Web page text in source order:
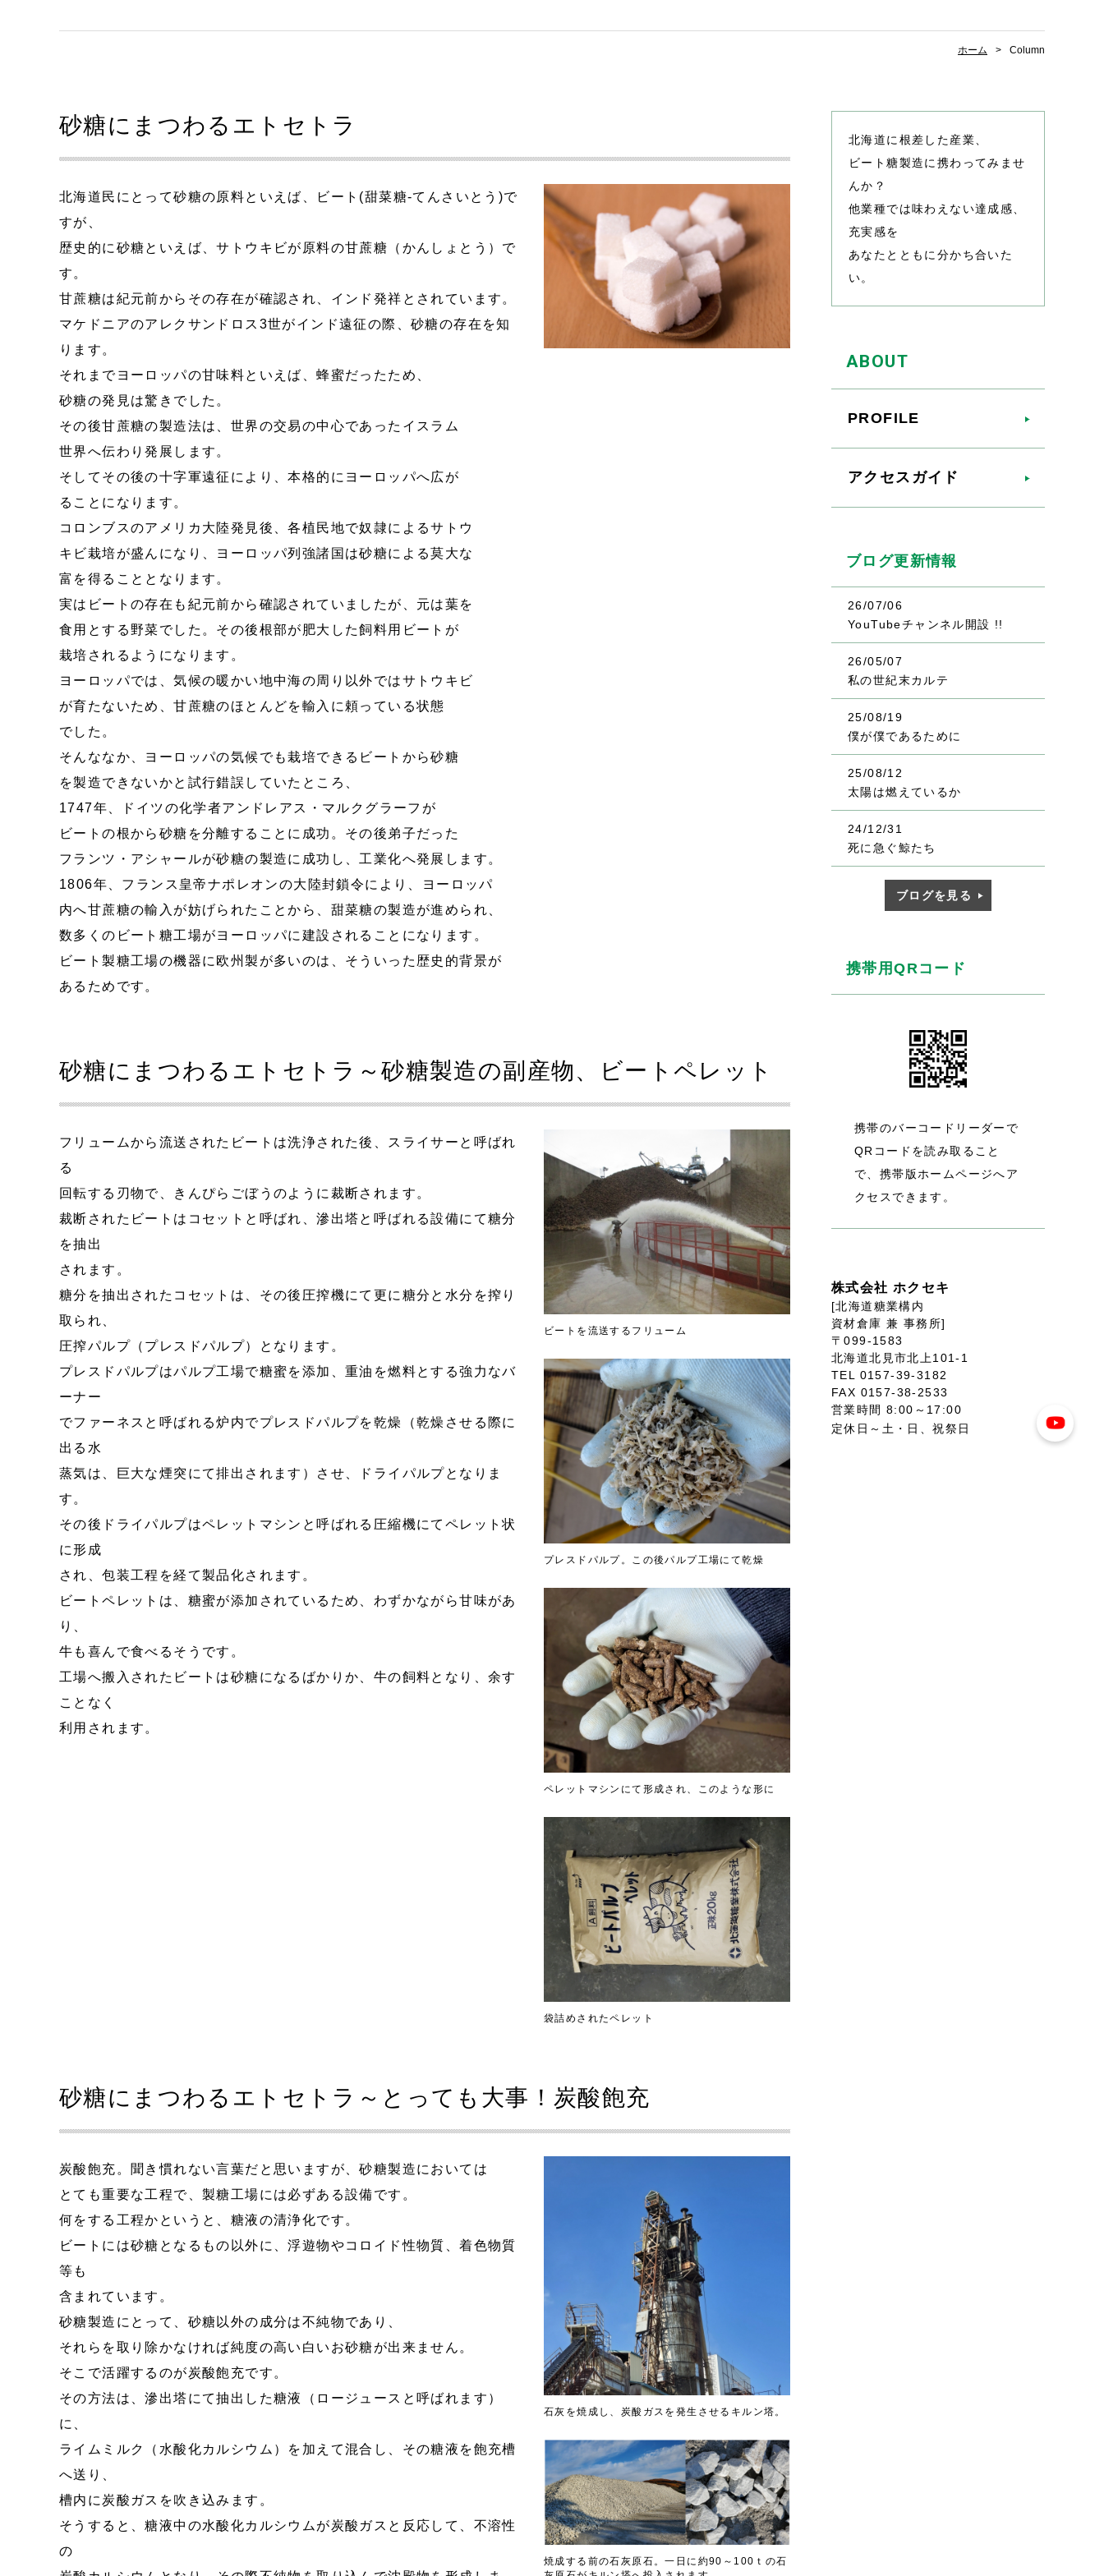
ホーム Column
砂糖にまつわるエトセトラ
北海道民にとって砂糖の原料といえば、ビート(甜菜糖-てんさいとう)で
すが、
歴史的に砂糖といえば、サトウキビが原料の甘蔗糖（かんしょとう）で
す。
甘蔗糖は紀元前からその存在が確認され、インド発祥とされています。
マケドニアのアレクサンドロス3世がインド遠征の際、砂糖の存在を知
ります。
それまでヨーロッパの甘味料といえば、蜂蜜だったため、
砂糖の発見は驚きでした。
その後甘蔗糖の製造法は、世界の交易の中心であったイスラム
世界へ伝わり発展します。
そしてその後の十字軍遠征により、本格的にヨーロッパへ広が
ることになります。
コロンブスのアメリカ大陸発見後、各植民地で奴隷によるサトウ
キビ栽培が盛んになり、ヨーロッパ列強諸国は砂糖による莫大な
富を得ることとなります。
実はビートの存在も紀元前から確認されていましたが、元は葉を
食用とする野菜でした。その後根部が肥大した飼料用ビートが
栽培されるようになります。
ヨーロッパでは、気候の暖かい地中海の周り以外ではサトウキビ
が育たないため、甘蔗糖のほとんどを輸入に頼っている状態
でした。
そんななか、ヨーロッパの気候でも栽培できるビートから砂糖
を製造できないかと試行錯誤していたところ、
1747年、ドイツの化学者アンドレアス・マルクグラーフが
ビートの根から砂糖を分離することに成功。その後弟子だった
フランツ・アシャールが砂糖の製造に成功し、工業化へ発展します。
1806年、フランス皇帝ナポレオンの大陸封鎖令により、ヨーロッパ
内へ甘蔗糖の輸入が妨げられたことから、甜菜糖の製造が進められ、
数多くのビート糖工場がヨーロッパに建設されることになります。
ビート製糖工場の機器に欧州製が多いのは、そういった歴史的背景が
あるためです。
砂糖にまつわるエトセトラ～砂糖製造の副産物、ビートペレット
フリュームから流送されたビートは洗浄された後、スライサーと呼ばれ
る
回転する刃物で、きんぴらごぼうのように裁断されます。
裁断されたビートはコセットと呼ばれ、滲出塔と呼ばれる設備にて糖分
を抽出
されます。
糖分を抽出されたコセットは、その後圧搾機にて更に糖分と水分を搾り
取られ、
圧搾パルプ（プレスドパルプ）となります。
プレスドパルプはパルプ工場で糖蜜を添加、重油を燃料とする強力なバ
ーナー
でファーネスと呼ばれる炉内でプレスドパルプを乾燥（乾燥させる際に
出る水
蒸気は、巨大な煙突にて排出されます）させ、ドライパルプとなりま
す。
その後ドライパルプはペレットマシンと呼ばれる圧縮機にてペレット状
に形成
され、包装工程を経て製品化されます。
ビートペレットは、糖蜜が添加されているため、わずかながら甘味があ
り、
牛も喜んで食べるそうです。
工場へ搬入されたビートは砂糖になるばかりか、牛の飼料となり、余す
ことなく
利用されます。
ビートを流送するフリューム
プレスドパルプ。この後パルプ工場にて乾燥
ペレットマシンにて形成され、このような形に
袋詰めされたペレット
砂糖にまつわるエトセトラ～とっても大事！炭酸飽充
炭酸飽充。聞き慣れない言葉だと思いますが、砂糖製造においては
とても重要な工程で、製糖工場には必ずある設備です。
何をする工程かというと、糖液の清浄化です。
ビートには砂糖となるもの以外に、浮遊物やコロイド性物質、着色物質
等も
含まれています。
砂糖製造にとって、砂糖以外の成分は不純物であり、
それらを取り除かなければ純度の高い白いお砂糖が出来ません。
そこで活躍するのが炭酸飽充です。
その方法は、滲出塔にて抽出した糖液（ロージュースと呼ばれます）
に、
ライムミルク（水酸化カルシウム）を加えて混合し、その糖液を飽充槽
へ送り、
槽内に炭酸ガスを吹き込みます。
そうすると、糖液中の水酸化カルシウムが炭酸ガスと反応して、不溶性
の
石灰を焼成し、炭酸ガスを発生させるキルン塔。
焼成する前の石灰原石。一日に約90～100ｔの石
北海道に根差した産業、
ビート糖製造に携わってみませ
んか？
他業種では味わえない達成感、
充実感を
あなたとともに分かち合いた
い。
ABOUT
PROFILE
アクセスガイド
ブログ更新情報
26/07/06
YouTubeチャンネル開設 !!
26/05/07
私の世紀末カルテ
25/08/19
僕が僕であるために
25/08/12
太陽は燃えているか
24/12/31
死に急ぐ鯨たち
ブログを見る
携帯用QRコード
携帯のバーコードリーダーで
QRコードを読み取ること
で、携帯版ホームページへア
クセスできます。
株式会社 ホクセキ
[北海道糖業構内
資材倉庫 兼 事務所]
〒099-1583
北海道北見市北上101-1
TEL 0157-39-3182
FAX 0157-38-2533
営業時間 8:00～17:00
定休日～土・日、祝祭日